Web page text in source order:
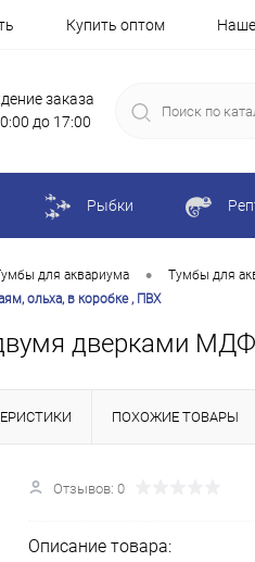
Купить оптом
заказа
до 17:00
Рыбки
для аквариума • Тумбы для
ольха, в коробке , ПВХ
дверками
ПОХОЖИЕ ТОВАРЫ
Отзывов: 0
Описание товара: